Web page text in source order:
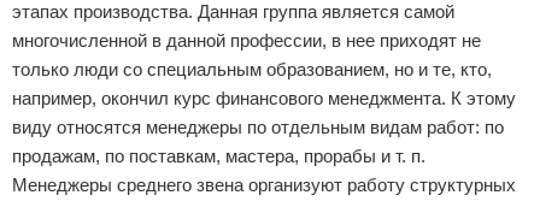
этапах производства. Данная группа является самой
многочисленной в данной профессии, в нее приходят не
только люди со специальным образованием, но и те, кто,
например, окончил курс финансового менеджмента. К этому
виду относятся менеджеры по отдельным видам работ: по
продажам, по поставкам, мастера, прорабы и т. п.
Менеджеры среднего звена организуют работу структурных